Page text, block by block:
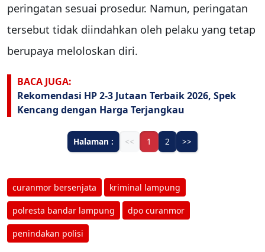
peringatan sesuai prosedur. Namun, peringatan
tersebut tidak diindahkan oleh pelaku yang tetap
berupaya meloloskan diri.
BACA JUGA:
Rekomendasi HP 2-3 Jutaan Terbaik 2026, Spek
Kencang dengan Harga Terjangkau
Halaman : << 1 2 >>
curanmor bersenjata kriminal lampung
polresta bandar lampung dpo curanmor
penindakan polisi